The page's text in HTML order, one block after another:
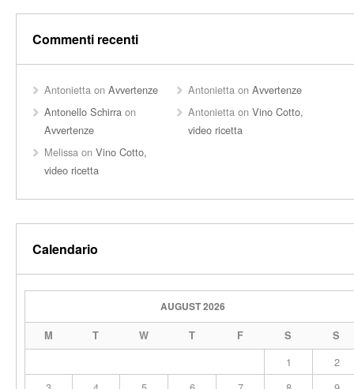
Commenti recenti
Antonietta on Avvertenze Antonietta onAvvertenze
Antonello Schirra on
Avvertenze
Antonietta onVino Cotto,
video ricetta
Melissa on Vino Cotto,
video ricetta
Calendario
AUGUST 2026
M T W T F S S
1
2